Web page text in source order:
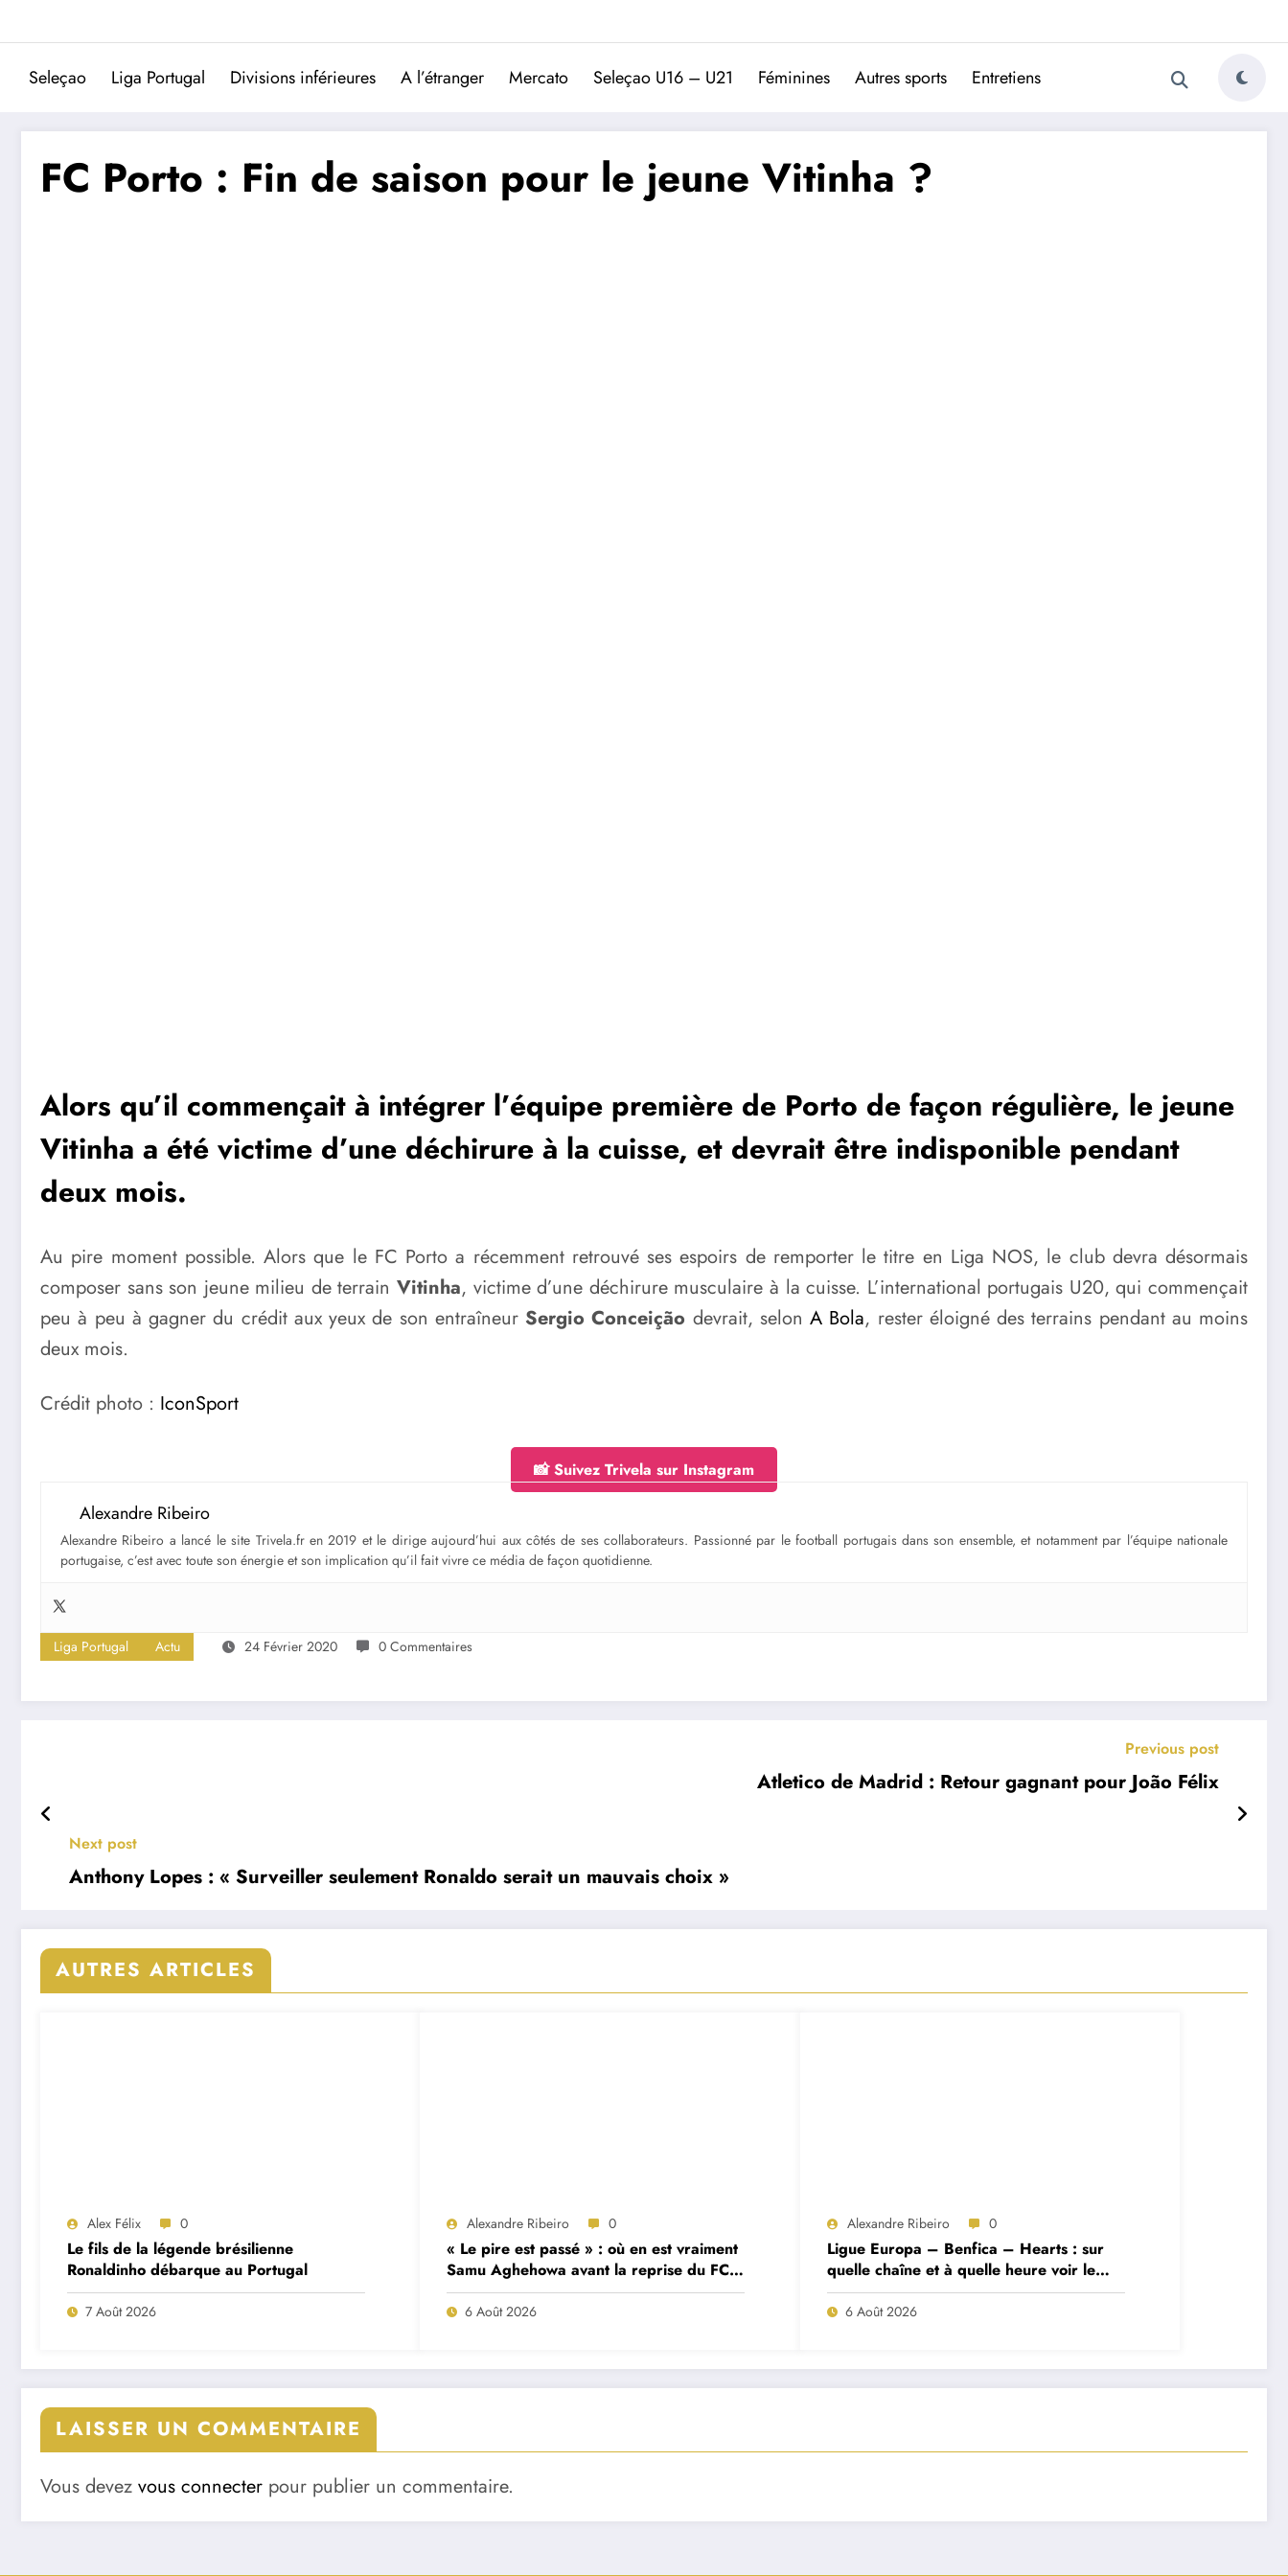
Trivela
L'actualité du football portugais
Seleçao Liga Portugal Divisions inférieures A l’étranger Mercato Seleçao U16 – U21 Féminines Autres sports Entretiens
FC Porto : Fin de saison pour le jeune Vitinha ?
Alors qu’il commençait à intégrer l’équipe première de Porto de façon régulière, le jeune
Vitinha a été victime d’une déchirure à la cuisse, et devrait être indisponible pendant
deux mois.
Au pire moment possible. Alors que le FC Porto a récemment retrouvé ses espoirs de remporter le titre en Liga NOS, le club devra désormais
composer sans son jeune milieu de terrainVitinha, victime d’une déchirure musculaire à la cuisse. L’international portugais U20, qui commençait
peu à peu à gagner du crédit aux yeux de son entraîneur Sergio Conceição devrait, selon A Bola, rester éloigné des terrains pendant au moins
deux mois.
Crédit photo : IconSport
📸 Suivez Trivela sur Instagram
Alexandre Ribeiro
Alexandre Ribeiro a lancé le site Trivela.fr en 2019 et le dirige aujourd’hui aux côtés de ses collaborateurs. Passionné par le football portugais dans son ensemble, et notamment par l’équipe nationale
portugaise, c’est avec toute son énergie et son implication qu’il fait vivre ce média de façon quotidienne.
Liga Portugal Actu 24 Février 2020 0 Commentaires
Previous post
Atletico de Madrid : Retour gagnant pour João Félix
Next post
Anthony Lopes : « Surveiller seulement Ronaldo serait un mauvais choix »
AUTRES ARTICLES
Alex Félix 0
Le fils de la légende brésilienne
Ronaldinho débarque au Portugal
7 Août 2026
Alexandre Ribeiro 0
« Le pire est passé » : où en est vraiment
Samu Aghehowa avant la reprise du FC
Porto ?
6 Août 2026
Alexandre Ribeiro 0
Ligue Europa – Benfica – Hearts : sur
quelle chaîne et à quelle heure voir le
match ?
6 Août 2026
LAISSER UN COMMENTAIRE
Vous devez vous connecter pour publier un commentaire.